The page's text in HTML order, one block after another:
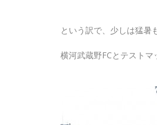
という訳で、少しは猛暑
横河武蔵野FCとテストマ